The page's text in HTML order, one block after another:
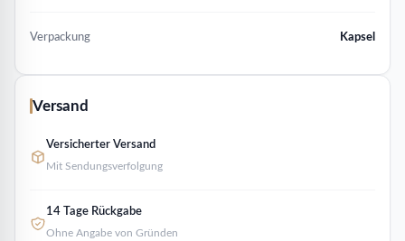
Verpackung Kapsel
Versand
Versicherter Versand
Mit Sendungsverfolgung
14 Tage Rückgabe
Ohne Angabe von Gründen